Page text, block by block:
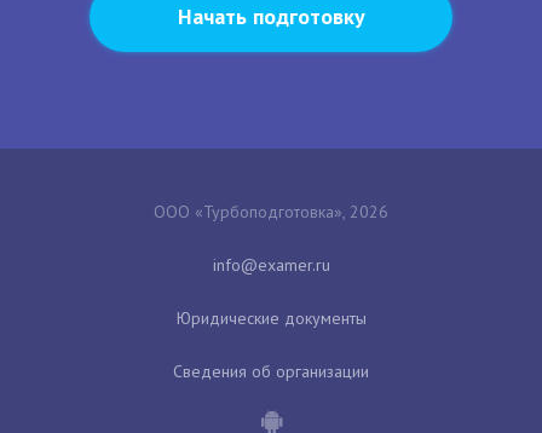
Начать подготовку
ООО «Турбоподготовка», 2026
Юридические документы
Сведения об организации